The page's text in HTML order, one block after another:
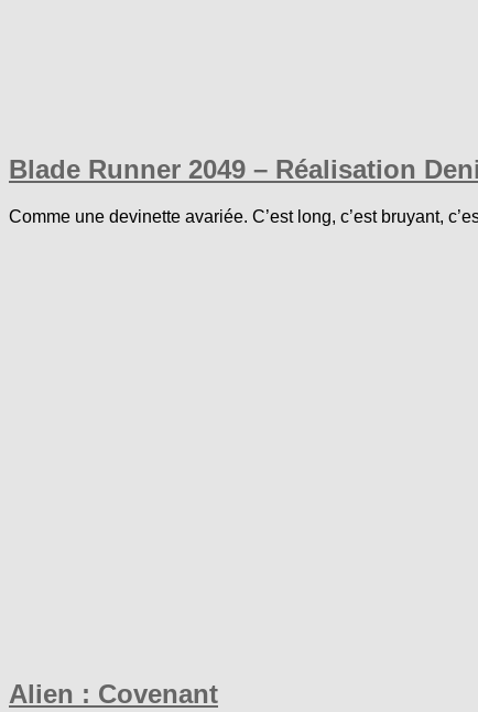
Blade Runner 2049 – Réalisation
Comme une devinette avariée. C’est long, c’est bruyant,
Alien : Covenant